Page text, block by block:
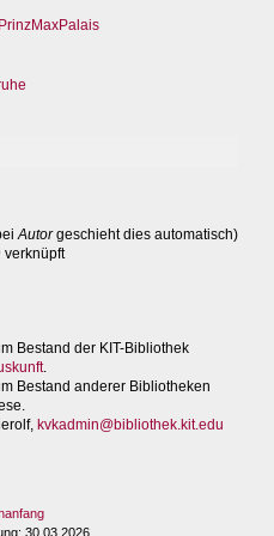
Autorgeschieht dies automatisch)
verknüpft
Bestand der KIT-Bibliothek
.
Bestand anderer Bibliotheken
kvkadmin@bibliothek.kit.edu
: 30.03.2026